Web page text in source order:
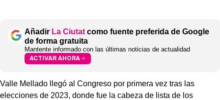
Añadir La Ciutat como fuente preferida de Google
de forma gratuita
Mantente informado con las últimas noticias de actualidad
ACTIVAR AHORA
Valle Mellado llegó al Congreso por primera vez tras las
elecciones de 2023, donde fue la cabeza de lista de los